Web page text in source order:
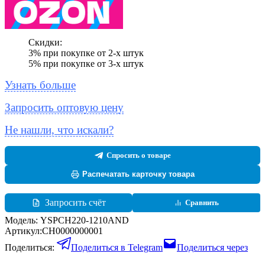
Скидки:
3% при покупке от 2-х штук
5% при покупке от 3-х штук
Узнать больше
Запросить оптовую цену
Не нашли, что искали?
Спросить о товаре
Распечатать карточку товара
Запросить счёт Сравнить
Модель: YSPCH220-1210AND
Артикул:CH0000000001
Поделиться:
Поделиться в Telegram
Поделиться через